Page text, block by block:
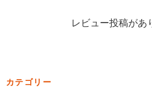
レビュー投稿があ
カテゴリー